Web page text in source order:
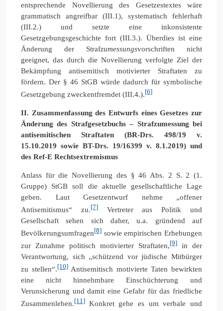
entsprechende Novellierung des Gesetzestextes wäre
grammatisch angreifbar (III.1), systematisch fehlerhaft
(III.2.) und setzte eine inkonsistente
Gesetzgebungsgeschichte fort (III.3.). Überdies ist eine
Änderung der Strafzumessungsvorschriften nicht
geeignet, das durch die Novellierung verfolgte Ziel der
Bekämpfung antisemitisch motivierter Straftaten zu
fördern. Der § 46 StGB würde dadurch für symbolische
Gesetzgebung zweckentfremdet (III.4.).[6]
II. Zusammenfassung des Entwurfs eines Gesetzes zur
Änderung des Strafgesetzbuchs – Strafzumessung bei
antisemitischen Straftaten (BR-Drs. 498/19 v.
15.10.2019 sowie BT-Drs. 19/16399 v. 8.1.2019) und
des Ref-E Rechtsextremismus
Anlass für die Novellierung des § 46 Abs. 2 S. 2 (1.
Gruppe) StGB soll die aktuelle gesellschaftliche Lage
geben. Laut Gesetzentwurf nehme „offener
Antisemitismus“ zu.[7]Vertreter aus Politik und
Gesellschaft sehen sich daher, u.a. gründend auf
Bevölkerungsumfragen[8] sowie empirischen Erhebungen
zur Zunahme politisch motivierter Straftaten,[9] in der
Verantwortung, sich „schützend vor jüdische Mitbürger
zu stellen“.[10] Antisemitisch motivierte Taten bewirkten
eine nicht hinnehmbare Einschüchterung und
Verunsicherung und damit eine Gefahr für das friedliche
Zusammenleben.[11] Konkret gehe es um verbale und